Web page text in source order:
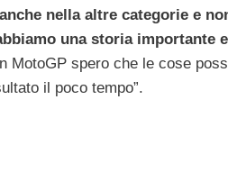
nella altre categorie e
una storia importante
MotoGP spero che le cose
il poco tempo”.